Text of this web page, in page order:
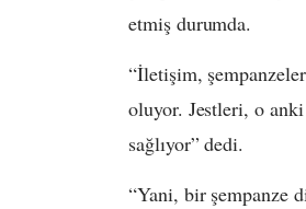
etmiş durumda.
“İletişim,
oluyor. Jestleri, o
sağlıyor” dedi.
“Yani, bir şempanze